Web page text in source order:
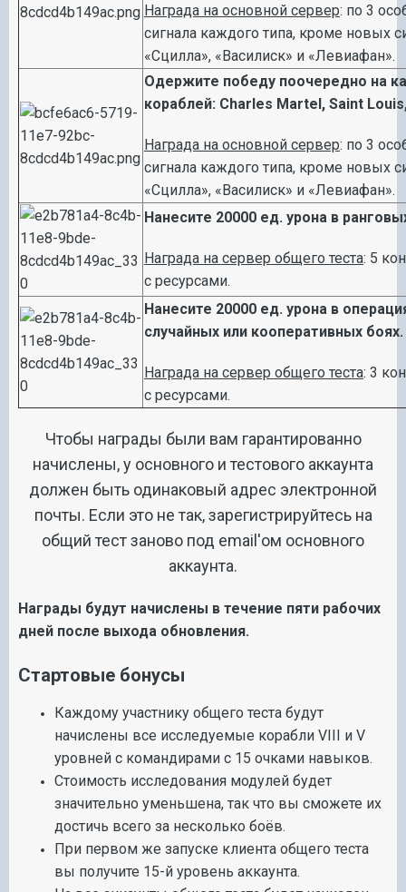
Награда на основной сервер: по 3
сигнала каждого типа, кроме новых
«Сцилла», «Василиск» и «Левиафан».
Одержите победу поочередно на
кораблей: Charles Martel, Saint
Награда на основной сервер: по 3
сигнала каждого типа, кроме новых
«Сцилла», «Василиск» и «Левиафан».
Нанесите 20000 ед. урона в
Награда на сервер общего теста: 5
с ресурсами.
Нанесите 20000 ед. урона в
случайных или кооперативных боях.
Награда на сервер общего теста: 3
с ресурсами.
Чтобы награды были вам гарантированно
начислены, у основного и тестового аккаунта
должен быть одинаковый адрес электронной
почты. Если это не так, зарегистрируйтесь на
общий тест заново под email'ом основного
аккаунта.
Награды будут начислены в течение пяти рабочих
дней после выхода обновления.
Стартовые бонусы
Каждому участнику общего теста будут
начислены все исследуемые корабли VIII и V
уровней с командирами с 15 очками навыков.
Стоимость исследования модулей будет
значительно уменьшена, так что вы сможете их
достичь всего за несколько боёв.
При первом же запуске клиента общего теста
вы получите 15-й уровень аккаунта.